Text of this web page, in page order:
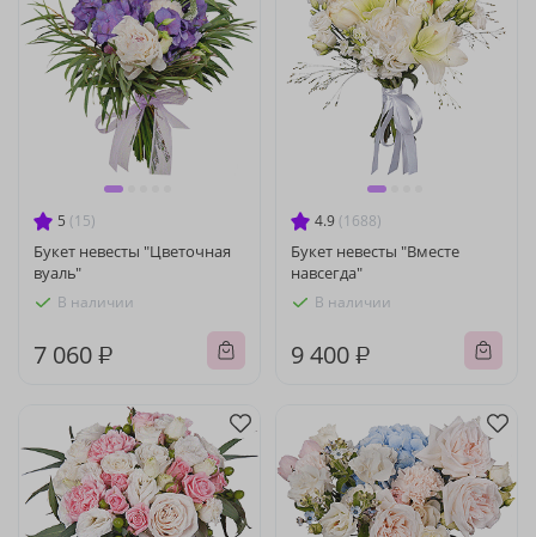
5 (15)
Букет невесты "Цветочная
вуаль"
В наличии
7 060 ₽
4.9 (1688)
Букет невесты "Вместе
навсегда"
В наличии
9 400 ₽